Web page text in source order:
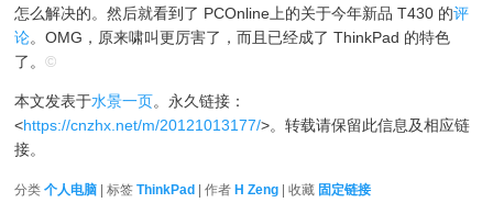
怎么解决的。然后就看到了 PCOnline上的关于今年新品 T430 的评
论。OMG，原来啸叫更厉害了，而且已经成了 ThinkPad 的特色
了。©
本文发表于水景一页。永久链接：
<https://cnzhx.net/m/20121013177/>。转载请保留此信息及相应链
接。
分类个人电脑 | 标签ThinkPad | 作者 H Zeng | 收藏 固定链接